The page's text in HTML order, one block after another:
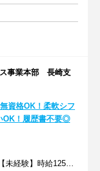
事業本部 長崎支
資格OK！柔軟シフ
OK！履歴書不要◎
【経験者】時給1350円～【未経験】時給1250円～ ※交通費全額